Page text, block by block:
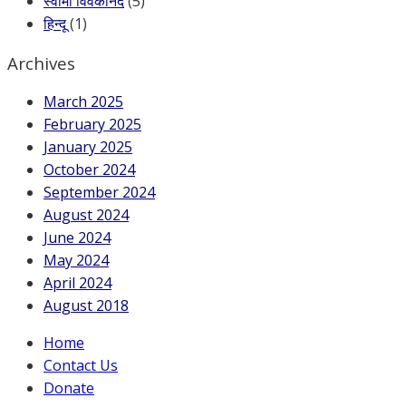
हिन्दू(1)
Archives
March 2025
February 2025
January 2025
October 2024
September 2024
August 2024
June 2024
May 2024
April 2024
August 2018
Home
Contact Us
Donate